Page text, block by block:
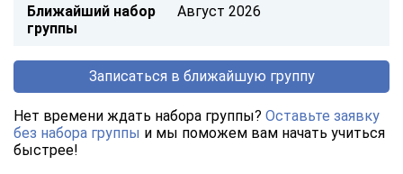
Ближайший набор
группы
Август 2026
Записаться в ближайшую группу
Нет времени ждать набора группы? Оставьте заявку
без набора группы и мы поможем вам начать учиться
быстрее!